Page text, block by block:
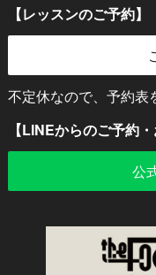
【レッスンのご予約】
不定休なので、予約表
【LINEからのご予約
公